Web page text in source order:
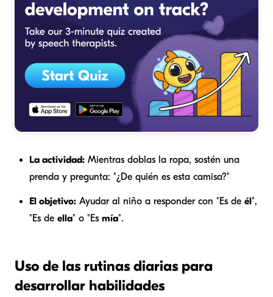
La actividad: Mientras doblas la ropa, sostén una
prenda y pregunta: "¿De quién es esta camisa?"
El objetivo: Ayudar al niño a responder con "Es de él",
"Es de ella" o "Es mía".
Uso de las rutinas diarias para
desarrollar habilidades